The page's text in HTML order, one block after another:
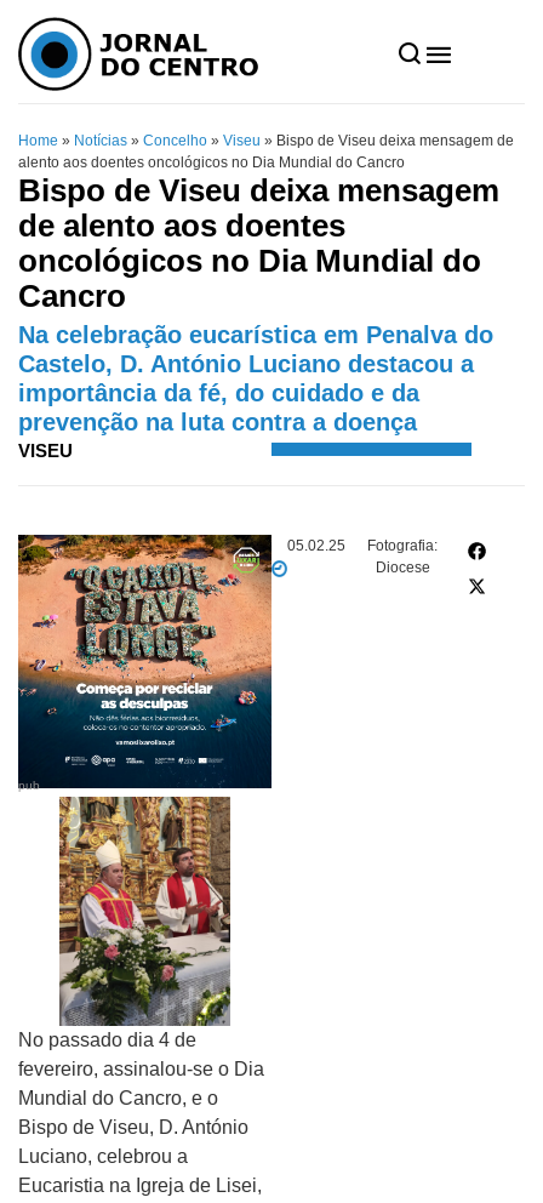
Home » Notícias » Concelho » Viseu » Bispo de Viseu deixa mensagem de
alento aos doentes oncológicos no Dia Mundial do Cancro
Bispo de Viseu deixa mensagem
de alento aos doentes
oncológicos no Dia Mundial do
Cancro
Na celebração eucarística em Penalva do
Castelo, D. António Luciano destacou a
importância da fé, do cuidado e da
prevenção na luta contra a doença
VISEU
05.02.25
Fotografia:
Diocese
pub
No passado dia 4 de
fevereiro, assinalou-se o Dia
Mundial do Cancro, e o
Bispo de Viseu, D. António
Luciano, celebrou a
Eucaristia na Igreja de Lisei,